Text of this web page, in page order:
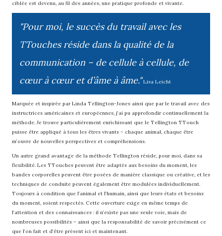
ciblée est devenu, au fil des années, une pratique profonde et vivante.
"Pour moi, le succès du travail avec les
TTouches réside dans la qualité de la
communication – de cellule à cellule, de
cœur à cœur et d’âme à âme."Lisa Leicht
Marquée et inspirée par Linda Tellington-Jones ainsi que par le travail avec des
instructrices américaines et européennes, j’ai pu approfondir continuellement la
méthode. Je trouve particulièrement enrichissant que le Tellington TTouch
puisse être appliqué à tous les êtres vivants – chaque animal, chaque être
m’ouvre de nouvelles perspectives et compréhensions.
Un autre grand avantage de la méthode Tellington réside, pour moi, dans sa
flexibilité. Les TTouches peuvent être adaptés aux besoins du moment, les
bandes corporelles peuvent être posées de manière classique ou créative, et les
techniques de conduite peuvent également être modulées individuellement.
Toujours à condition que l’animal et l’humain, ainsi que leurs états et besoins
du moment, soient respectés. Cette ouverture exige en même temps de
l’attention et des connaissances : il n’existe pas une seule voie, mais de
nombreuses possibilités – ainsi que la responsabilité de savoir précisément ce
que l’on fait et d’être présent ici et maintenant.